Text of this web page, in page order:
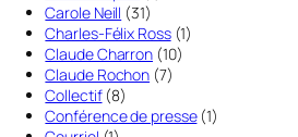
Carole Neill (31)
Charles-Félix Ross(1)
Claude Charron (10)
Claude Rochon (7)
Collectif(8)
Conférence de presse(1)